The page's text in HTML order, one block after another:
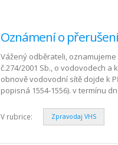
Oznámení o
Vážený odběrateli,
č.274/2001 Sb., o vodovodech
obnově vodovodní sítě dojde k
popisná 1554-1556). v termínu
V rubrice: Zpravodaj VHS